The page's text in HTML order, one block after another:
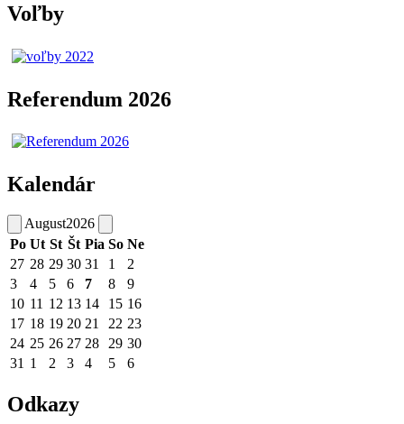
Voľby
Referendum 2026
Kalendár
August2026
Po Ut St Št Pia So Ne
27 28 29 30 31 1
2
3
4 5 6 7 8
9
10 11 12 13 14 15 16
17 18 19 20 21 22 23
24 25 26 27 28 29 30
31 1 2 3 4 5 6
Odkazy